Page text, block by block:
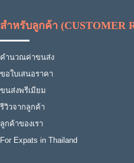
สำหรับลูกค้า (CUSTOMER
คำนวณค่าขนส่ง
ขอใบเสนอราคา
ขนส่งพรีเมียม
รีวิวจากลูกค้า
ลูกค้าของเรา
For Expats in Thailand